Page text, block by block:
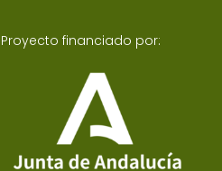
Proyecto financiado por: